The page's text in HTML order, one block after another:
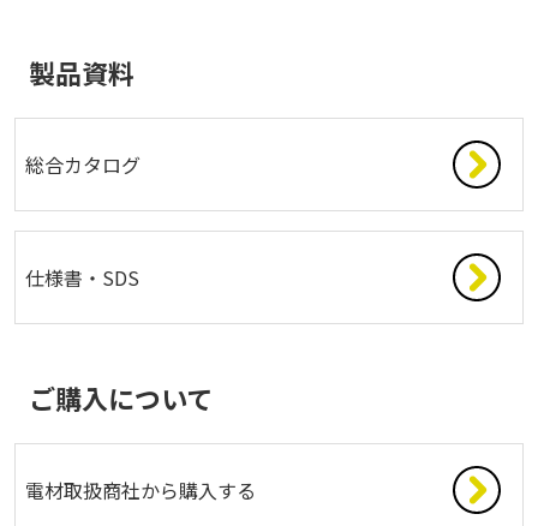
製品資料
総合カタログ
仕様書・SDS
ご購入について
電材取扱商社から購入する